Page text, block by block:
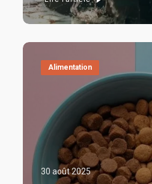
Alimentation
30 août 2025